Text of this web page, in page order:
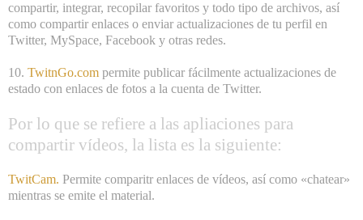
compartir, integrar, recopilar favoritos y todo tipo de archivos, así
como compartir enlaces o enviar actualizaciones de tu perfil en
Twitter, MySpace, Facebook y otras redes.
10. TwitnGo.com permite publicar fácilmente actualizaciones de
estado con enlaces de fotos a la cuenta de Twitter.
Por lo que se refiere a las apliaciones para
compartir vídeos, la lista es la siguiente:
TwitCam. Permite comparitr enlaces de vídeos, así como «chatear»
mientras se emite el material.